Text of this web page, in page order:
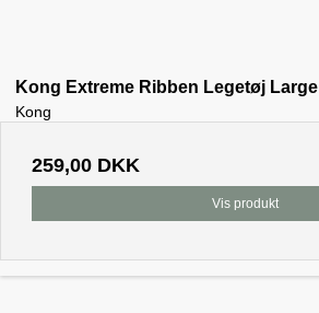
Kong Extreme Ribben Legetøj Large
Kong
259,00 DKK
Vis produkt